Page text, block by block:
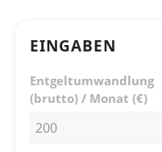
EINGABEN
Entgeltumwandlung
(brutto) / Monat (€)